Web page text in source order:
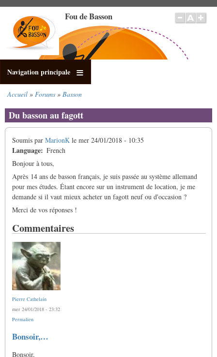
contenu
principal
Fou de Basson
Navigation principale
d'Ariane
Accueil Forums Basson
Du basson au fagott
Soumis par MarionK le mer 24/01/2018 - 10:35
Language
French
Bonjour à tous,
Après 14 ans de basson français, je suis passée au système allemand
pour mes études. Étant encore sur un instrument de location, je me
demande si il vaut mieux acheter un fagott neuf ou d'occasion ?
Merci de vos réponses !
Commentaires
Pierre Cathelain
mer 24/01/2018 - 23:32
Permalien
Bonsoir,…
Bonsoir,